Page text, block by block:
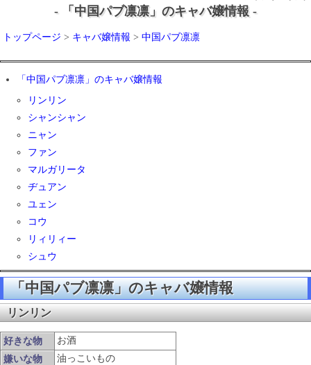
- 「中国パブ凛凛」のキャバ嬢情報 -
トップページ > キャバ嬢情報 > 中国パブ凛凛
「中国パブ凛凛」のキャバ嬢情報
リンリン
シャンシャン
ニャン
ファン
マルガリータ
ヂュアン
ユェン
コウ
リィリィー
シュウ
「中国パブ凛凛」のキャバ嬢情報
リンリン
好きな物
お酒
嫌いな物
油っこいもの